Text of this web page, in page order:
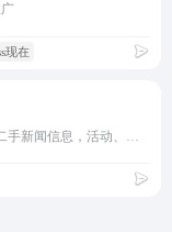
现在
卡尔加里,生活,卡尔加里华人黄页供求二手新闻信息，活动、美食、生活助手、贴吧、灌水、手机app